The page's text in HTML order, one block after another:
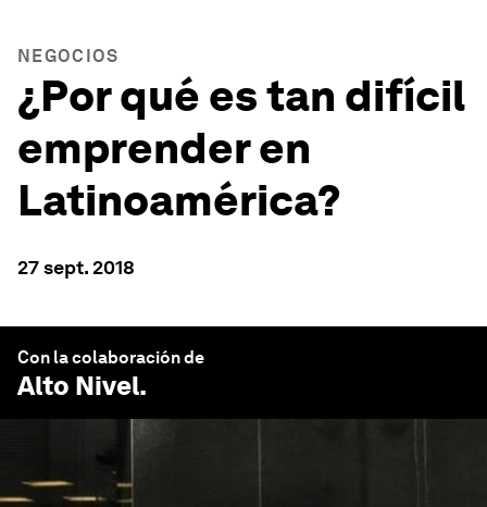
NEGOCIOS
¿Por qué es tan difícil
emprender en
Latinoamérica?
27 sept. 2018
Con la colaboración de
Alto Nivel.